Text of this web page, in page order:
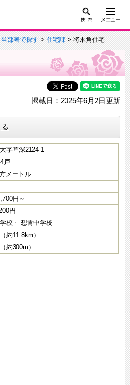
部署で探す>住宅課> 将木角住宅
掲載日：2025年6月2日更新
字草深2124-1
戸
メートル
円～
円
校・ 想青中学校
（約11.8km）
約300m）